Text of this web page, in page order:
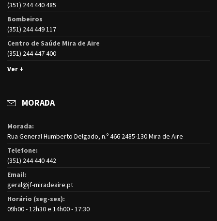
(351) 244 440 485
Bombeiros
(351) 244 449 117
Centro de Saúde Mira de Aire
(351) 244 447 400
Ver +
MORADA
Morada:
Rua General Humberto Delgado, n.º 466 2485-130 Mira de Aire
Telefone:
(351) 244 440 442
Email:
geral@jf-miradeaire.pt
Horário (seg-sex):
09h00 - 12h30 e 14h00 - 17:30